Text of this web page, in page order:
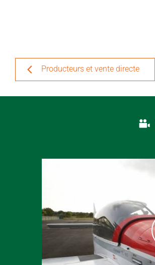
Producteurs et vente directe